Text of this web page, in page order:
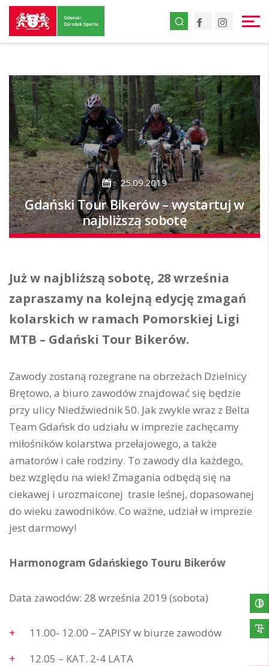
Przejdź
treści
Przejdź
do
strony
Facebook
25.09.2019
Gdański Tour Bikerów – wystartuj w
najbliższą sobotę
Już w najbliższą sobotę, 28 września
zapraszamy na kolejną edycję zmagań
kolarskich w ramach Pomorskiej Ligi
MTB – Gdański Tour Bikerów.
Zawody zostaną rozegrane na obrzeżach Dzielnicy
Brętowo, a biuro zawodów znajdować się będzie
przy ulicy Niedźwiednik 50. Jak zwykle wraz z Belta
Team Gdańsk do udziału w imprezie zachęcamy
miłośników kolarstwa przełajowego, a także
amatorów i całe rodziny. To zawody dla każdego,
bez względu na wiek! Zmagania odbędą się na
ciekawej i urozmaiconej trasie leśnej, dopasowanej
do wieku zawodników. Co ważne, udział w imprezie
jest darmowy!
Harmonogram Gdańskiego Touru Bikerów
Data zawodów: 28 września 2019 (sobota)
11.00- 12.00 – ZAPISY w biurze zawodów
12.05 – KAT. 2-4 LATA